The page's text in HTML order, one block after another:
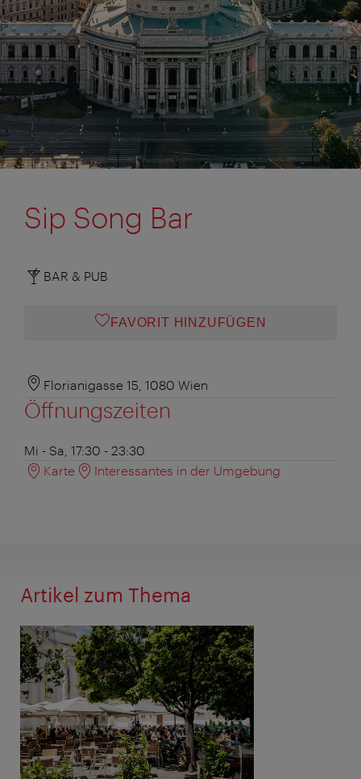
Sip Song Bar
BAR & PUB
FAVORIT HINZUFÜGEN
Florianigasse 15, 1080 Wien
Öffnungszeiten
Mi - Sa, 17:30 - 23:30
Karte
Interessantes in der Umgebung
Artikel zum Thema